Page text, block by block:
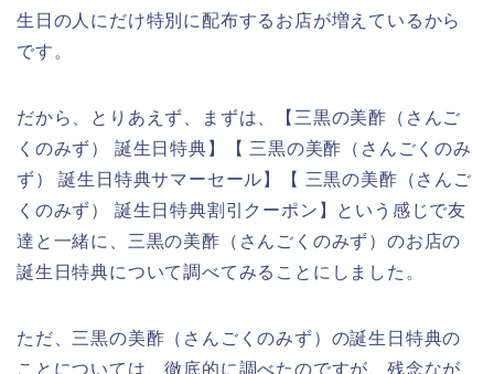
生日の人にだけ特別に配布するお店が増えているから
です。
だから、とりあえず、まずは、【三黒の美酢（さんご
くのみず） 誕生日特典】【 三黒の美酢（さんごくのみ
ず） 誕生日特典サマーセール】【 三黒の美酢（さんご
くのみず） 誕生日特典割引クーポン】という感じで友
達と一緒に、三黒の美酢（さんごくのみず）のお店の
誕生日特典について調べてみることにしました。
ただ、三黒の美酢（さんごくのみず）の誕生日特典の
ことについては、徹底的に調べたのですが、残念なが